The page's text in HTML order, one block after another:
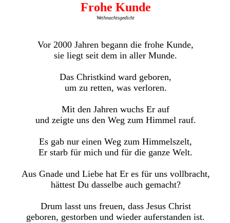
Frohe Kunde
Weihnachtsgedicht
Vor 2000 Jahren begann die frohe Kunde,
sie liegt seit dem in aller Munde.
Das Christkind ward geboren,
um zu retten, was verloren.
Mit den Jahren wuchs Er auf
und zeigte uns den Weg zum Himmel rauf.
Es gab nur einen Weg zum Himmelszelt,
Er starb für mich und für die ganze Welt.
Aus Gnade und Liebe hat Er es für uns vollbracht,
hättest Du dasselbe auch gemacht?
Drum lasst uns freuen, dass Jesus Christ
geboren, gestorben und wieder auferstanden ist.